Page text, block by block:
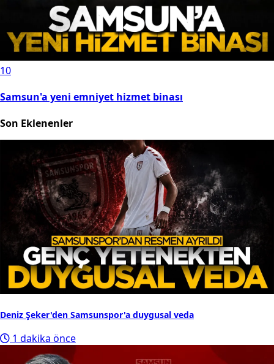
10
Samsun'a yeni emniyet hizmet binası
Son Eklenenler
Deniz Şeker'den Samsunspor'a duygusal veda
1 dakika önce